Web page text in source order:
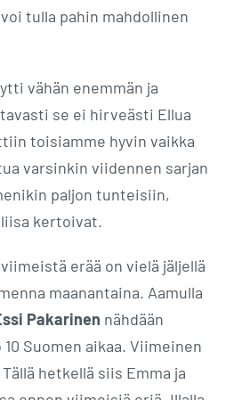
tulla pahin mahdollinen
vähän enemmän ja
se ei hirveästi Ellua
toisiamme hyvin vaikka
varsinkin viidennen sarjan
paljon tunteisiin,
kertoivat.
erää on vielä jäljellä
maanantaina. Aamulla
Pakarinen nähdään
Suomen aikaa. Viimeinen
Tällä hetkellä siis Emma ja